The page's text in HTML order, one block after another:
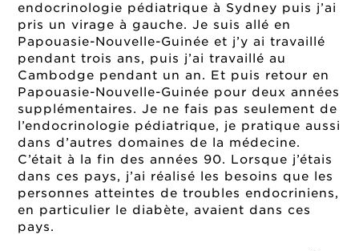
endocrinologie pédiatrique à Sydney puis j’ai
pris un virage à gauche. Je suis allé en
Papouasie-Nouvelle-Guinée et j’y ai travaillé
pendant trois ans, puis j’ai travaillé au
Cambodge pendant un an. Et puis retour en
Papouasie-Nouvelle-Guinée pour deux années
supplémentaires. Je ne fais pas seulement de
l’endocrinologie pédiatrique, je pratique aussi
dans d’autres domaines de la médecine.
C’était à la fin des années 90. Lorsque j’étais
dans ces pays, j’ai réalisé les besoins que les
personnes atteintes de troubles endocriniens,
en particulier le diabète, avaient dans ces
pays.